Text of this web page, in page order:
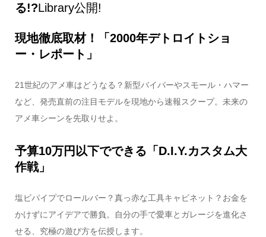
る!?Library公開!
現地徹底取材！「2000年デトロイトショ
ー・レポート」
21世紀のアメ車はどうなる？新型バイパーやスモール・ハマー
など、発売直前の注目モデルを現地から速報スクープ。未来の
アメ車シーンを先取りせよ。
予算10万円以下でできる「D.I.Y.カスタム大
作戦」
塩ビパイプでロールバー？真っ赤な工具キャビネット？お金を
かけずにアイデアで勝負。自分の手で愛車とガレージを進化さ
せる、究極の遊び方を伝授します。